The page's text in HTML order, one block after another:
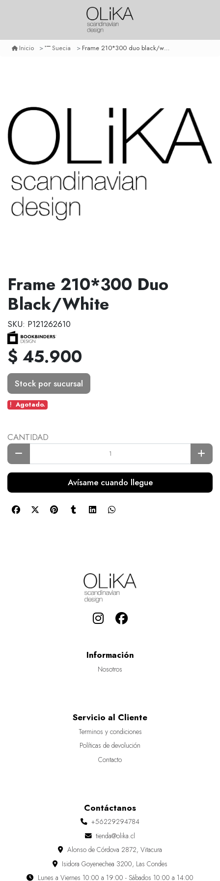
Inicio Suecia Frame 210*300 duo black/white
Frame 210*300 Duo
Black/White
SKU: P121262610
$ 45.900
Stock por sucursal
Agotado.
CANTIDAD
Avísame cuando llegue
Información
Nosotros
Servicio al Cliente
Terminos y condiciones
Políticas de devolución
Contacto
Contáctanos
+56229294784
tienda@olika.cl
Alonso de Córdova 2872, Vitacura
Isidora Goyenechea 3200, Las Condes
Lunes a Viernes 10:00 a 19:00 - Sábados 10:00 a 14:00